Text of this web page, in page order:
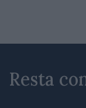
Resta